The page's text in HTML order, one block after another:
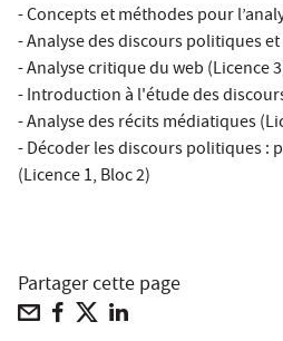
- Concepts et méthodes pour
- Analyse des discours politiques
- Analyse critique du web (Licence
- Introduction à l'étude des
- Analyse des récits médiatiques
- Décoder les discours politiques :
(Licence 1, Bloc 2)
Partager cette page